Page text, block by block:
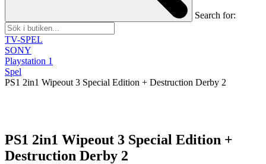
Search for:
TV-SPEL
SONY
Playstation 1
Spel
PS1 2in1 Wipeout 3 Special Edition + Destruction Derby 2
PS1 2in1 Wipeout 3 Special Edition +
Destruction Derby 2